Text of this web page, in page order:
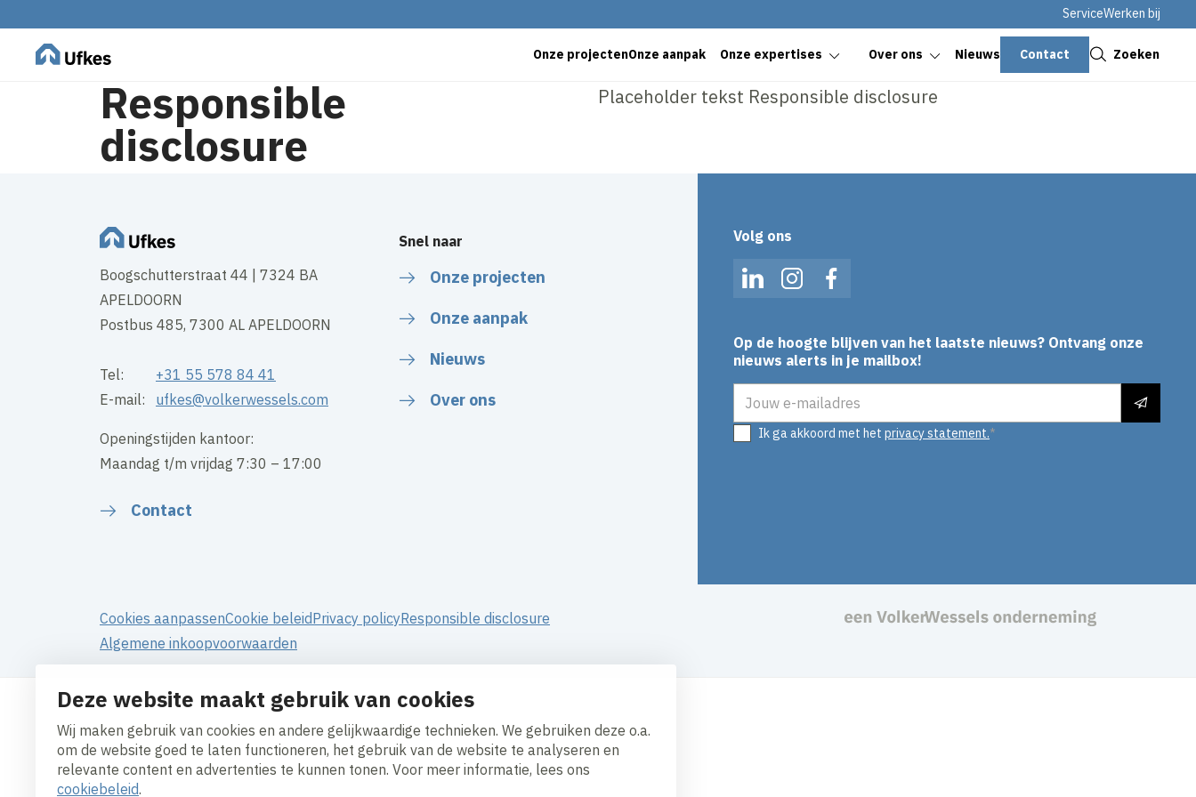
Deze website maakt gebruik van cookies
Wij maken gebruik van cookies en andere gelijkwaardige technieken. We gebruiken deze o.a.
om de website goed te laten functioneren, het gebruik van de website te analyseren en
relevante content en advertenties te kunnen tonen. Voor meer informatie, lees ons
cookiebeleid.
ServiceWerken bij
Onze projectenOnze aanpak Onze expertises Over ons Nieuws Contact Zoeken
Responsible
disclosure
Placeholder tekst Responsible disclosure
Boogschutterstraat 44 | 7324 BA
APELDOORN
Postbus 485, 7300 AL APELDOORN
Tel: +31 55 578 84 41
E-mail: ufkes@volkerwessels.com
Openingstijden kantoor:
Maandag t/m vrijdag 7:30 – 17:00
Contact
Snel naar
Onze projecten
Onze aanpak
Nieuws
Over ons
Volg ons
LinkedInInstagramFacebook
Op de hoogte blijven van het laatste nieuws? Ontvang onze
nieuws alerts in je mailbox!
Ik ga akkoord met het privacy statement.
Cookies aanpassenCookie beleidPrivacy policyResponsible disclosure
Algemene inkoopvoorwaarden
Sluiten